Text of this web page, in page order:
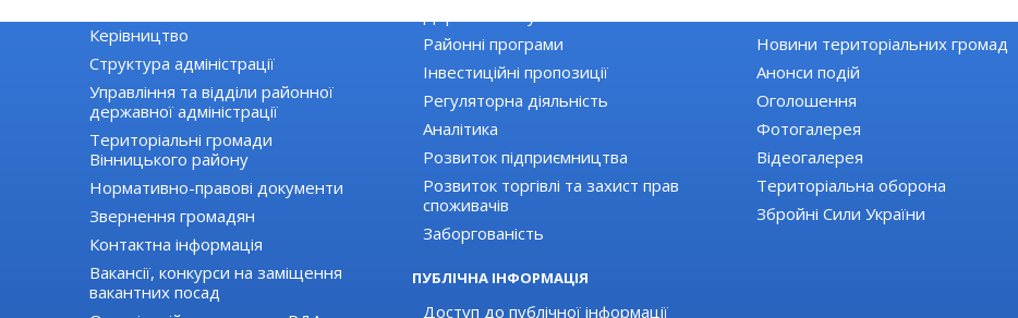
Керівництво
Структура адміністрації
Управління та відділи районної
державної адміністрації
Територіальні громади
Вінницького району
Нормативно-правові документи
Звернення громадян
Контактна інформація
Вакансії, конкурси на заміщення
вакантних посад
Районні програми
Інвестиційні пропозиції
Регуляторна діяльність
Аналітика
Розвиток підприємництва
Розвиток торгівлі та захист прав
споживачів
Заборгованість
ПУБЛІЧНА ІНФОРМАЦІЯ
Доступ до публічної інформації
Новини територіальних громад
Анонси подій
Оголошення
Фотогалерея
Відеогалерея
Територіальна оборона
Збройні Сили України